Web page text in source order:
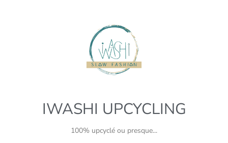
IWASHI UPCYCLING
100% upcyclé ou presque...